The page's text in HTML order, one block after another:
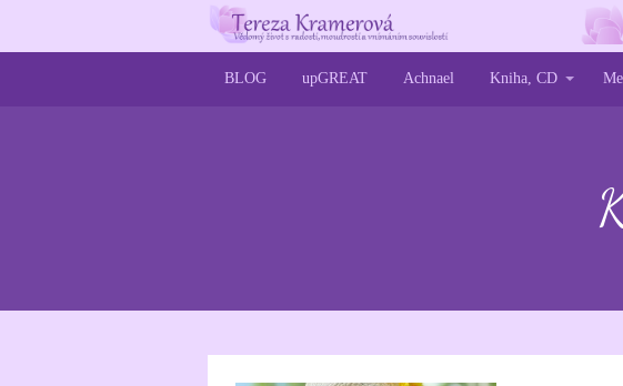
BLOG upGREAT Achnael Kniha, CD